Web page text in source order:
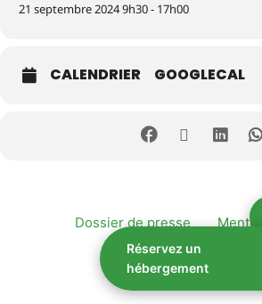
21 septembre 2024 9h30 - 17h00
CALENDRIER GOOGLECAL
Dossier de presse
Règlement intérieur et
Politique de
Réservez un
hébergement